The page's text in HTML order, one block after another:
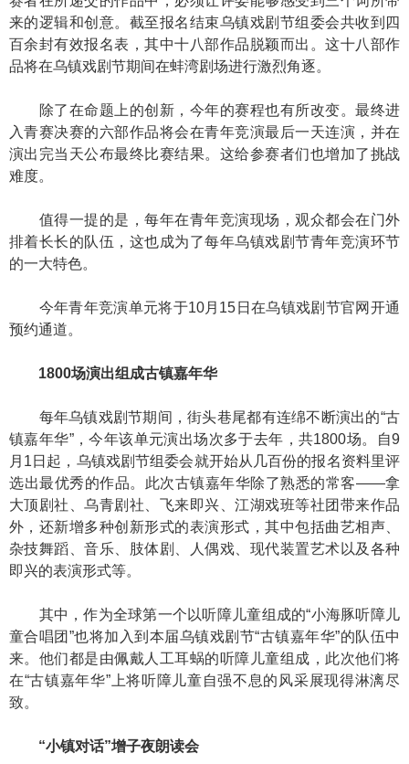
来的逻辑和创意。截至报名结束乌镇戏剧节组委会共收到四
百余封有效报名表，其中十八部作品脱颖而出。这十八部作
品将在乌镇戏剧节期间在蚌湾剧场进行激烈角逐。
除了在命题上的创新，今年的赛程也有所改变。最终进
入青赛决赛的六部作品将会在青年竞演最后一天连演，并在
演出完当天公布最终比赛结果。这给参赛者们也增加了挑战
难度。
值得一提的是，每年在青年竞演现场，观众都会在门外
排着长长的队伍，这也成为了每年乌镇戏剧节青年竞演环节
的一大特色。
今年青年竞演单元将于10月15日在乌镇戏剧节官网开通
预约通道。
1800场演出组成古镇嘉年华
每年乌镇戏剧节期间，街头巷尾都有连绵不断演出的“古
镇嘉年华”，今年该单元演出场次多于去年，共1800场。自9
月1日起，乌镇戏剧节组委会就开始从几百份的报名资料里评
选出最优秀的作品。此次古镇嘉年华除了熟悉的常客——拿
大顶剧社、乌青剧社、飞来即兴、江湖戏班等社团带来作品
外，还新增多种创新形式的表演形式，其中包括曲艺相声、
杂技舞蹈、音乐、肢体剧、人偶戏、现代装置艺术以及各种
即兴的表演形式等。
其中，作为全球第一个以听障儿童组成的“小海豚听障儿
童合唱团”也将加入到本届乌镇戏剧节“古镇嘉年华”的队伍中
来。他们都是由佩戴人工耳蜗的听障儿童组成，此次他们将
在“古镇嘉年华”上将听障儿童自强不息的风采展现得淋漓尽
致。
“小镇对话”增子夜朗读会